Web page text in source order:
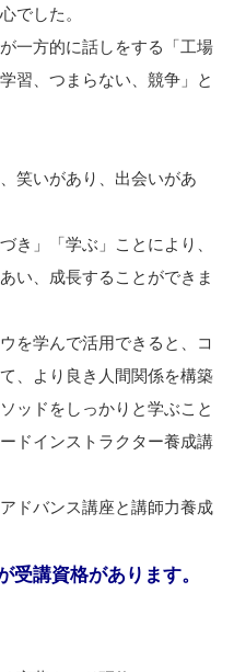
でした。
一方的に話しをする「工場
習、つまらない、競争」と
笑いがあり、出会いがあ
き」「学ぶ」ことにより、
い、成長することができま
を学んで活用できると、コ
、より良き人間関係を構築
ッドをしっかりと学ぶこと
ドインストラクター養成講
ドバンス講座と講師力養成
受講資格があります。